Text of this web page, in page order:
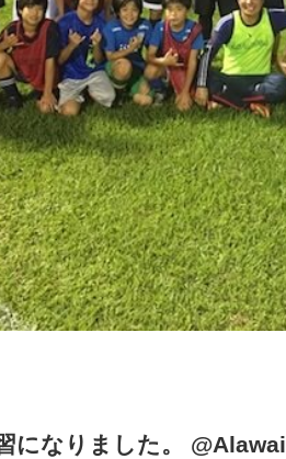
になりました。 @Alawai